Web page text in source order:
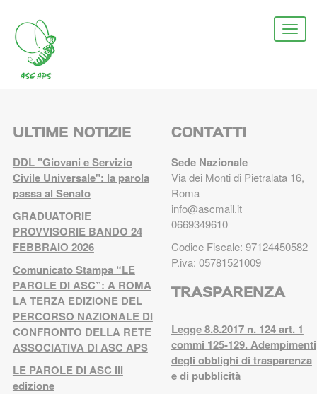
contenuto
principale
ULTIME NOTIZIE
DDL "Giovani e Servizio
Civile Universale": la parola
passa al Senato
GRADUATORIE
PROVVISORIE BANDO 24
FEBBRAIO 2026
Comunicato Stampa “LE
PAROLE DI ASC”: A ROMA
LA TERZA EDIZIONE DEL
PERCORSO NAZIONALE DI
CONFRONTO DELLA RETE
ASSOCIATIVA DI ASC APS
LE PAROLE DI ASC III
edizione
CONTATTI
Sede Nazionale
Via dei Monti di Pietralata 16,
Roma
info@ascmail.it
0669349610
Codice Fiscale: 97124450582
P.iva: 05781521009
TRASPARENZA
Legge 8.8.2017 n. 124 art. 1
commi 125-129. Adempimenti
degli obblighi di trasparenza
e di pubblicità